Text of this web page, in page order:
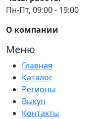
Пн-Пт, 09:00 - 19:00
О компании
Меню
Главная
Каталог
Регионы
Выкуп
Контакты